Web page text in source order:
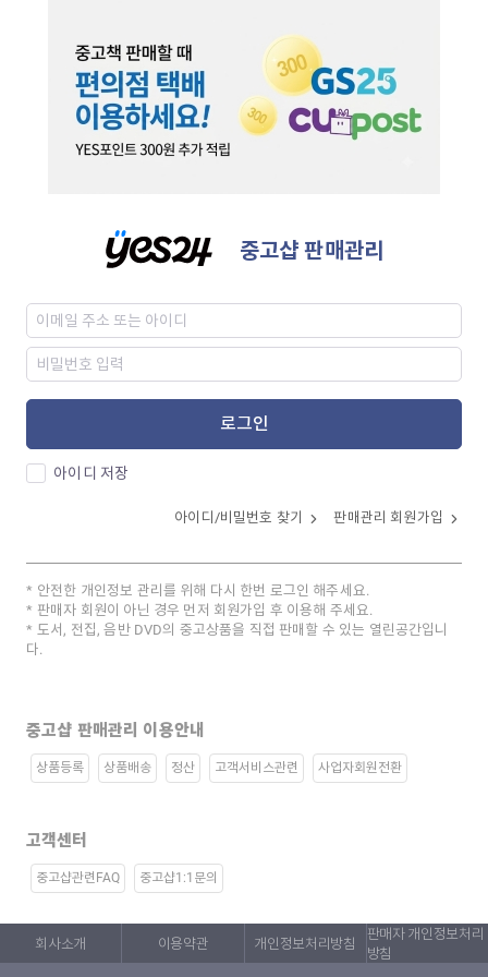
중고샵 판매관리
로그인
아이디 저장
아이디/비밀번호 찾기 판매관리 회원가입
안전한 개인정보 관리를 위해 다시 한번 로그인 해주세요.
판매자 회원이 아닌 경우 먼저 회원가입 후 이용해 주세요.
도서, 전집, 음반 DVD의 중고상품을 직접 판매할 수 있는 열린공간입니
다.
중고샵 판매관리 이용안내
상품등록 상품배송 정산 고객서비스관련 사업자회원전환
고객센터
중고샵관련FAQ 중고샵1:1문의
회사소개 이용약관 개인정보처리방침
판매자 개인정보처리
방침